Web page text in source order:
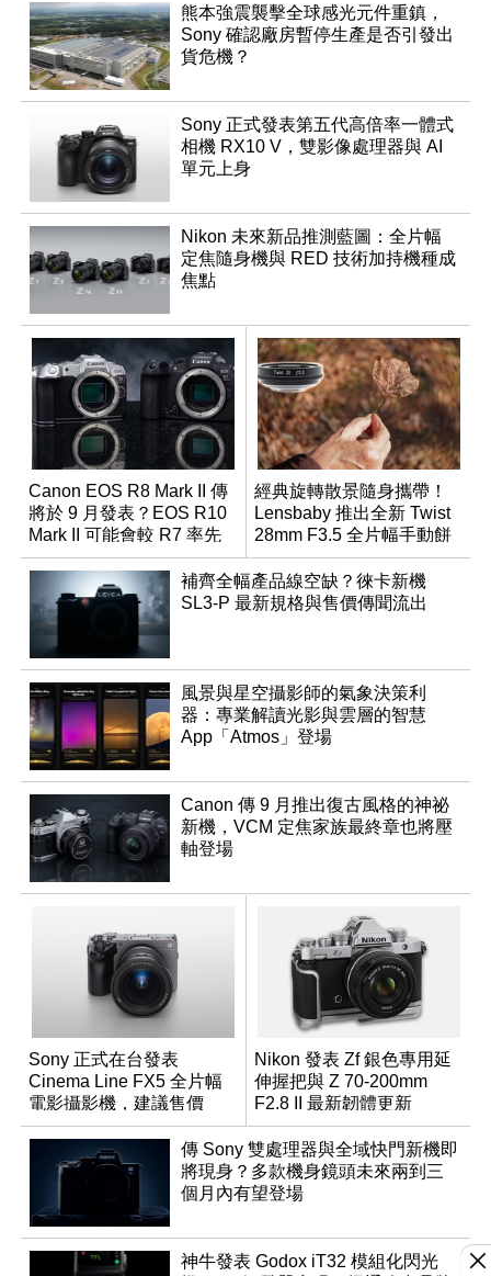
熊本強震襲擊全球感光元件重鎮，
Sony 確認廠房暫停生產是否引發出
貨危機？
Sony 正式發表第五代高倍率一體式
相機 RX10 V，雙影像處理器與 AI
單元上身
Nikon 未來新品推測藍圖：全片幅
定焦隨身機與 RED 技術加持機種成
焦點
Canon EOS R8 Mark II 傳
將於 9 月發表？EOS R10
Mark II 可能會較 R7 率先
推出
經典旋轉散景隨身攜帶！
Lensbaby 推出全新 Twist
28mm F3.5 全片幅手動餅
乾鏡
補齊全幅產品線空缺？徠卡新機
SL3-P 最新規格與售價傳聞流出
風景與星空攝影師的氣象決策利
器：專業解讀光影與雲層的智慧
App「Atmos」登場
Canon 傳 9 月推出復古風格的神祕
新機，VCM 定焦家族最終章也將壓
軸登場
Sony 正式在台發表
Cinema Line FX5 全片幅
電影攝影機，建議售價
NT$144,980
Nikon 發表 Zf 銀色專用延
伸握把與 Z 70-200mm
F2.8 II 最新韌體更新
傳 Sony 雙處理器與全域快門新機即
將現身？多款機身鏡頭未來兩到三
個月內有望登場
神牛發表 Godox iT32 模組化閃光